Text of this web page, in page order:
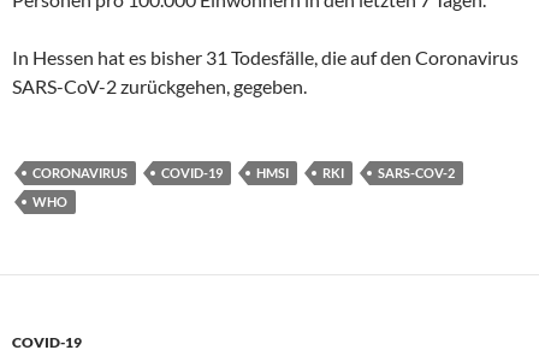
In Hessen hat es bisher 31 Todesfälle, die auf den Coronavirus
SARS-CoV-2 zurückgehen, gegeben.
CORONAVIRUS COVID-19 HMSI RKI
SARS-COV-2
WHO
COVID-19